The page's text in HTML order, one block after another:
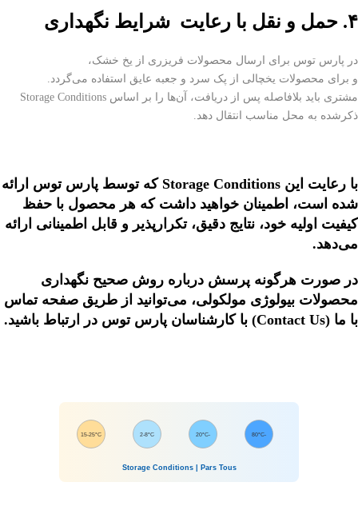
۴. حمل و نقل با رعایت شرایط نگهداری
در پارس توس برای ارسال محصولات فریزری از یخ خشک،
و برای محصولات یخچالی از پک سرد و جعبه عایق استفاده می‌گردد.
مشتری باید بلافاصله پس از دریافت، آن‌ها را بر اساس Storage Conditions
ذکرشده به محل مناسب انتقال دهد.
با رعایت این Storage Conditions که توسط پارس توس ارائه
شده است، اطمینان خواهید داشت که هر محصول با حفظ
کیفیت اولیه خود، نتایج دقیق، تکرارپذیر و قابل اطمینانی ارائه
می‌دهد.
در صورت هرگونه پرسش درباره روش صحیح نگهداری
محصولات بیولوژی مولکولی، می‌توانید از طریق صفحهتماس
با ما (Contact Us)
با کارشناسان پارس توس در ارتباط باشید.
15-25°C 2-8°C -20°C -80°C
Storage Conditions | Pars Tous